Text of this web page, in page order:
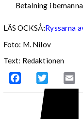
Betalning i
LÄS OCKSÅ:Ryssarna
Foto: M. Nilov
Text: Redaktionen
Facebook Twitter